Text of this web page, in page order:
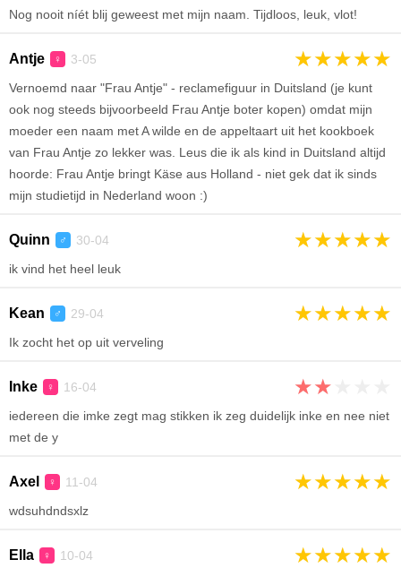
Nog nooit níét blij geweest met mijn naam. Tijdloos, leuk, vlot!
Antje ♀ 3-05 ★★★★★
Vernoemd naar "Frau Antje" - reclamefiguur in Duitsland (je kunt
ook nog steeds bijvoorbeeld Frau Antje boter kopen) omdat mijn
moeder een naam met A wilde en de appeltaart uit het kookboek
van Frau Antje zo lekker was. Leus die ik als kind in Duitsland altijd
hoorde: Frau Antje bringt Käse aus Holland - niet gek dat ik sinds
mijn studietijd in Nederland woon :)
Quinn ♂ 30-04 ★★★★★
ik vind het heel leuk
Kean ♂ 29-04 ★★★★★
Ik zocht het op uit verveling
Inke ♀ 16-04 ★★
iedereen die imke zegt mag stikken ik zeg duidelijk inke en nee niet
met de y
Axel ♀ 11-04 ★★★★★
wdsuhdndsxlz
Ella ♀ 10-04 ★★★★★